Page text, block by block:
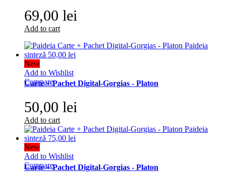
69,00 lei
Add to cart
New
Add to Wishlist
Compare
Carte + Pachet Digital-Gorgias - Platon
50,00 lei
Add to cart
New
Add to Wishlist
Compare
Carte + Pachet Digital-Gorgias - Platon